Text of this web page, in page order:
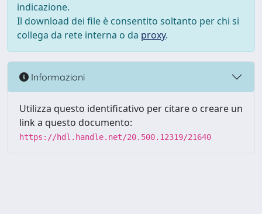
indicazione.
Il download dei file è consentito soltanto per chi si
collega da rete interna o da proxy.
Informazioni
Utilizza questo identificativo per citare o creare un
link a questo documento:
https://hdl.handle.net/20.500.12319/21640